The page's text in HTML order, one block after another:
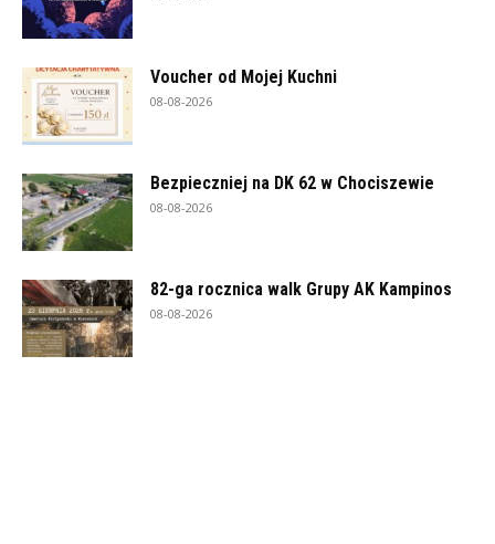
Voucher od Mojej Kuchni
08-08-2026
Bezpieczniej na DK 62 w Chociszewie
08-08-2026
82-ga rocznica walk Grupy AK Kampinos
08-08-2026